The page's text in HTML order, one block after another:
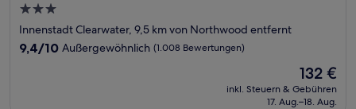
3.0-
Sterne-
Unterkunft
Innenstadt Clearwater, 9,5 km von Northwood entfernt
9.4
9,4/10 Außergewöhnlich (1.008 Bewertungen)
Der
Preis
beträgt
132 €
inkl. Steuern & Gebühren
17. Aug.–18. Aug.